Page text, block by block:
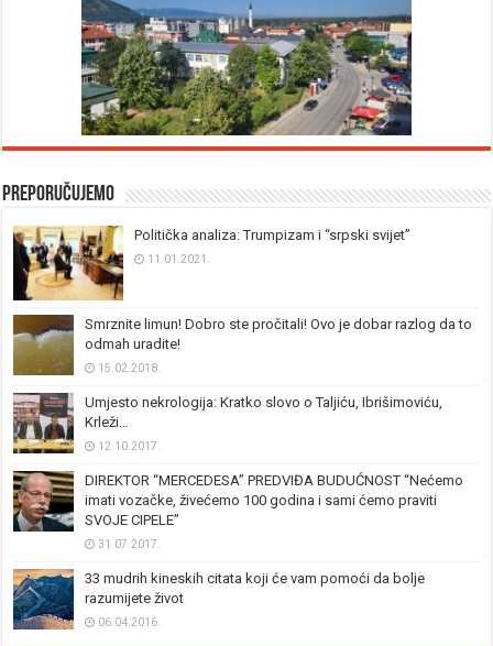
Preporučujemo
Politička analiza: Trumpizam i “srpski svijet”
11.01.2021.
Smrznite limun! Dobro ste pročitali! Ovo je dobar razlog da to
odmah uradite!
15.02.2018.
Umjesto nekrologija: Kratko slovo o Taljiću, Ibrišimoviću,
Krleži…
12.10.2017.
DIREKTOR “MERCEDESA” PREDVIĐA BUDUĆNOST “Nećemo
imati vozačke, živećemo 100 godina i sami ćemo praviti
SVOJE CIPELE”
31.07.2017.
33 mudrih kineskih citata koji će vam pomoći da bolje
razumijete život
06.04.2016.